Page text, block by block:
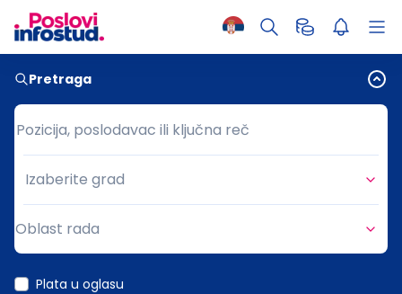
Pretraga
Pozicija, poslodavac ili ključna reč
Pozicija, poslodavac ili ključna reč
Grad
Izaberite grad
Oblast rada
Plata u oglasu